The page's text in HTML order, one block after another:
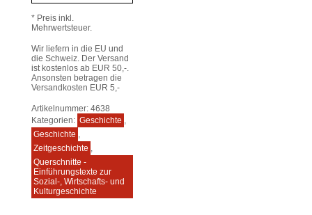
* Preis inkl.
Mehrwertsteuer.
Wir liefern in die EU und
die Schweiz. Der Versand
ist kostenlos ab EUR 50,-.
Ansonsten betragen die
Versandkosten EUR 5,-
Artikelnummer: 4638
Kategorien: Geschichte
Geschichte
Zeitgeschichte
Querschnitte -
Einführungstexte zur
Sozial-, Wirtschafts- und
Kulturgeschichte